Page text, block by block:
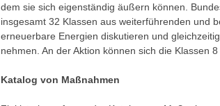
dem sie sich eigenständig äußern können.
insgesamt 32 Klassen aus weiterführenden und
erneuerbare Energien diskutieren und
nehmen. An der Aktion können sich die Klassen 8
Katalog von Maßnahmen